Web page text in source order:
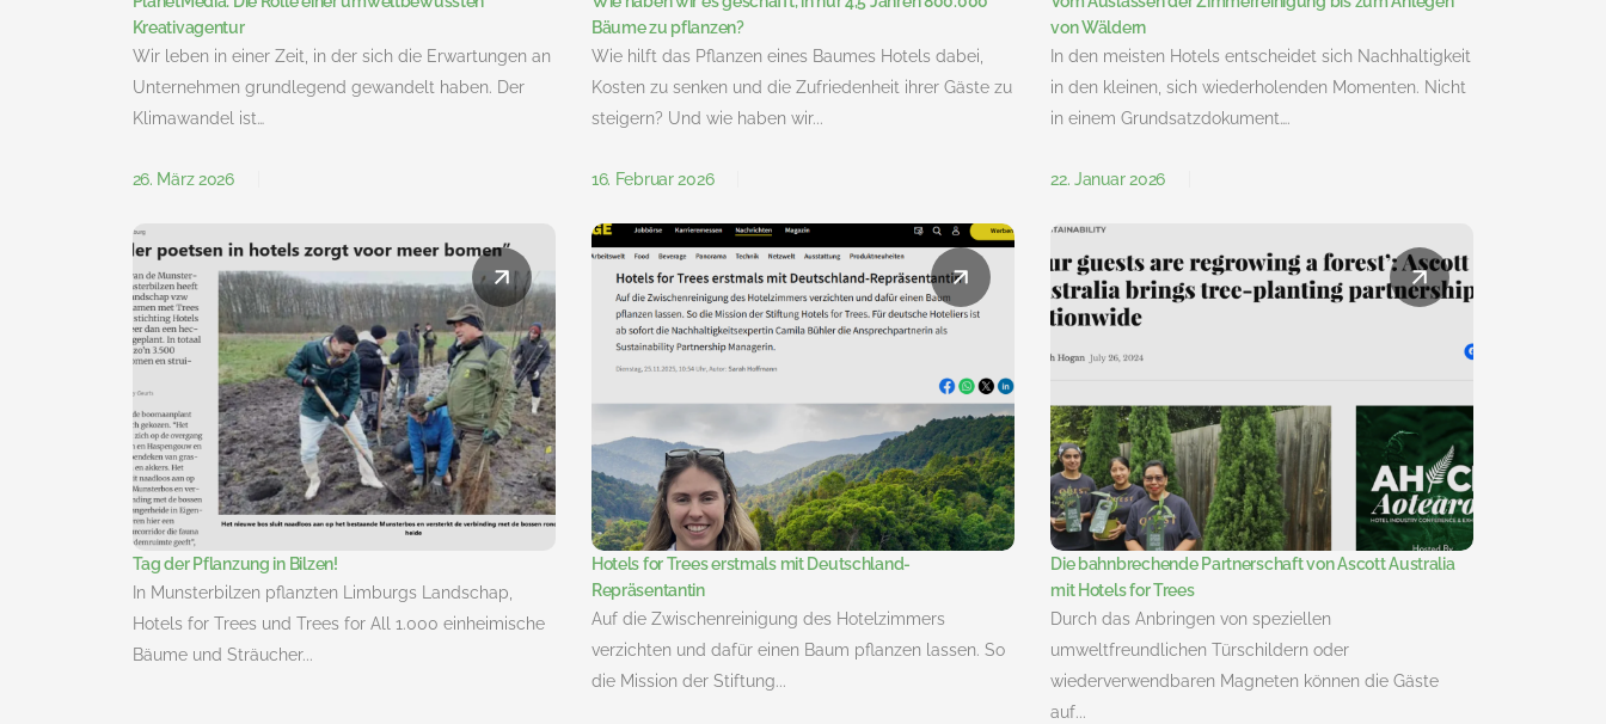
Kreativagentur
Wir leben in einer Zeit, in der sich die Erwartungen an
Unternehmen grundlegend gewandelt haben. Der
Klimawandel ist…
26. März 2026
Bäume zu pflanzen?
Wie hilft das Pflanzen eines Baumes Hotels dabei,
Kosten zu senken und die Zufriedenheit ihrer Gäste zu
steigern? Und wie haben wir...
16. Februar 2026
von Wäldern
In den meisten Hotels entscheidet sich Nachhaltigkeit
in den kleinen, sich wiederholenden Momenten. Nicht
in einem Grundsatzdokument….
22. Januar 2026
Tag der Pflanzung in Bilzen!
In Munsterbilzen pflanzten Limburgs Landschap,
Hotels for Trees und Trees for All 1.000 einheimische
Bäume und Sträucher...
Hotels for Trees erstmals mit Deutschland-
Repräsentantin
Auf die Zwischenreinigung des Hotelzimmers
verzichten und dafür einen Baum pflanzen lassen. So
die Mission der Stiftung...
Die bahnbrechende Partnerschaft von Ascott Australia
mit Hotels for Trees
Durch das Anbringen von speziellen
umweltfreundlichen Türschildern oder
wiederverwendbaren Magneten können die Gäste
auf...